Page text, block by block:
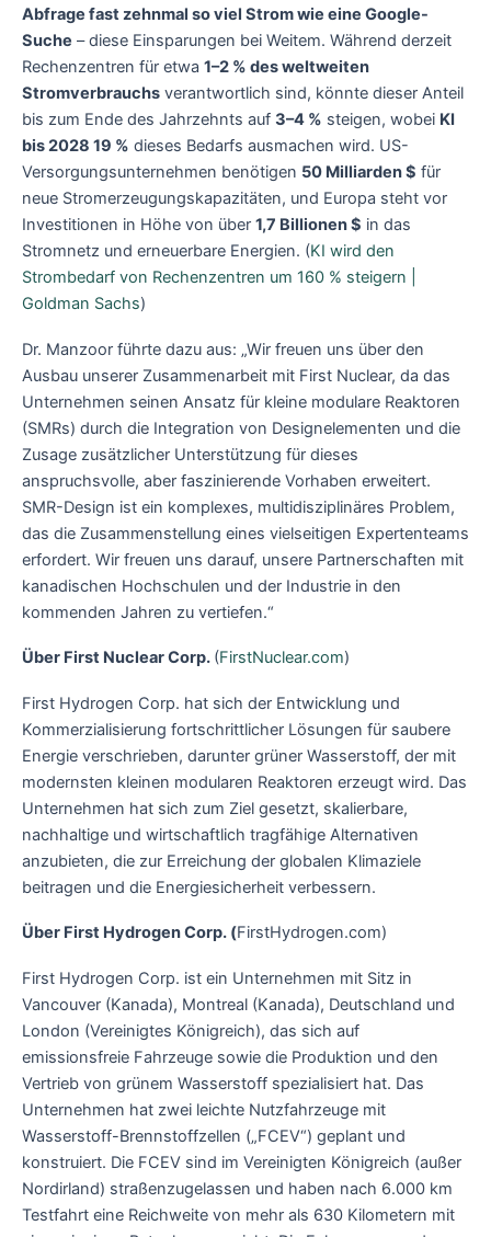
Abfrage fast zehnmal so viel Strom wie eine Google-
Suche – diese Einsparungen bei Weitem. Während derzeit
Rechenzentren für etwa 1–2 % des weltweiten
Stromverbrauchs verantwortlich sind, könnte dieser Anteil
bis zum Ende des Jahrzehnts auf 3–4 % steigen, wobei KI
bis 2028 19 % dieses Bedarfs ausmachen wird. US-
Versorgungsunternehmen benötigen 50 Milliarden $ für
neue Stromerzeugungskapazitäten, und Europa steht vor
Investitionen in Höhe von über 1,7 Billionen $ in das
Stromnetz und erneuerbare Energien. (KI wird den
Strombedarf von Rechenzentren um 160 % steigern |
Goldman Sachs)
Dr. Manzoor führte dazu aus: „Wir freuen uns über den
Ausbau unserer Zusammenarbeit mit First Nuclear, da das
Unternehmen seinen Ansatz für kleine modulare Reaktoren
(SMRs) durch die Integration von Designelementen und die
Zusage zusätzlicher Unterstützung für dieses
anspruchsvolle, aber faszinierende Vorhaben erweitert.
SMR-Design ist ein komplexes, multidisziplinäres Problem,
das die Zusammenstellung eines vielseitigen Expertenteams
erfordert. Wir freuen uns darauf, unsere Partnerschaften mit
kanadischen Hochschulen und der Industrie in den
kommenden Jahren zu vertiefen.“
Über First Nuclear Corp. (FirstNuclear.com)
First Hydrogen Corp. hat sich der Entwicklung und
Kommerzialisierung fortschrittlicher Lösungen für saubere
Energie verschrieben, darunter grüner Wasserstoff, der mit
modernsten kleinen modularen Reaktoren erzeugt wird. Das
Unternehmen hat sich zum Ziel gesetzt, skalierbare,
nachhaltige und wirtschaftlich tragfähige Alternativen
anzubieten, die zur Erreichung der globalen Klimaziele
beitragen und die Energiesicherheit verbessern.
Über First Hydrogen Corp. (FirstHydrogen.com)
First Hydrogen Corp. ist ein Unternehmen mit Sitz in
Vancouver (Kanada), Montreal (Kanada), Deutschland und
London (Vereinigtes Königreich), das sich auf
emissionsfreie Fahrzeuge sowie die Produktion und den
Vertrieb von grünem Wasserstoff spezialisiert hat. Das
Unternehmen hat zwei leichte Nutzfahrzeuge mit
Wasserstoff-Brennstoffzellen („FCEV“) geplant und
konstruiert. Die FCEV sind im Vereinigten Königreich (außer
Nordirland) straßenzugelassen und haben nach 6.000 km
Testfahrt eine Reichweite von mehr als 630 Kilometern mit